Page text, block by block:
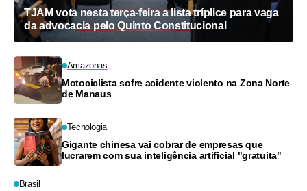
TJAM vota nesta terça-feira a lista tríplice para vaga
da advocacia pelo Quinto Constitucional
Amazonas
Motociclista sofre acidente violento na Zona Norte
de Manaus
Tecnologia
Gigante chinesa vai cobrar de empresas que
lucrarem com sua inteligência artificial "gratuita"
Brasil